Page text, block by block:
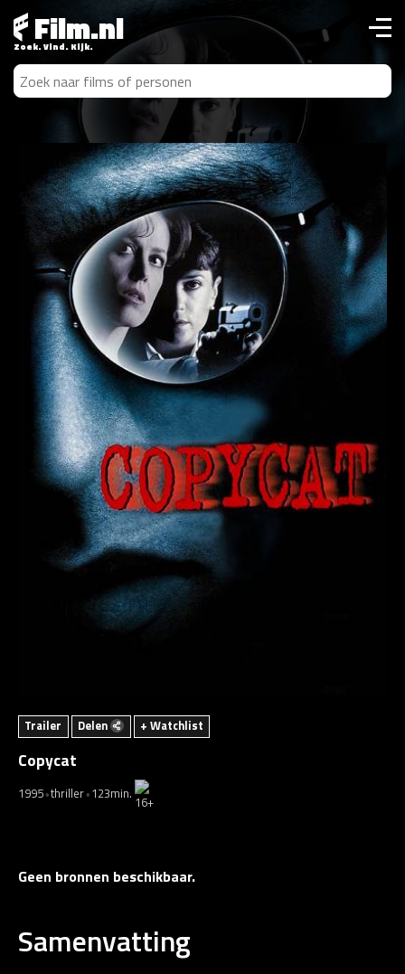
Film.nl
Zoek. Vind. Kijk.
Trailer Delen + Watchlist
Copycat
1995 thriller 123min.
Geen bronnen beschikbaar.
Samenvatting